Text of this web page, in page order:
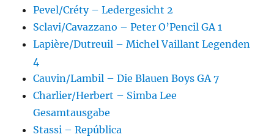
Pevel/Créty – Ledergesicht 2
Sclavi/Cavazzano – Peter O’Pencil GA 1
Lapière/Dutreuil – Michel Vaillant Legenden
4
Cauvin/Lambil – Die Blauen Boys GA 7
Charlier/Herbert – Simba Lee
Gesamtausgabe
Stassi – República